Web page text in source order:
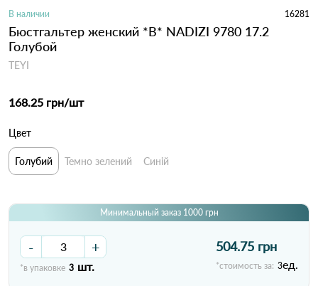
В наличии 16281
Бюстгальтер женский *B* NADIZI 9780 17.2
Голубой
TEYI
168.25 грн/шт
Цвет
Голубий Темно зелений Синій
Минимальный заказ 1000 грн
- +
*в упаковке 3 шт.
504.75 грн
*стоимость за: 3ед.